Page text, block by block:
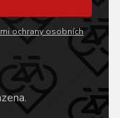
ochrany osobních